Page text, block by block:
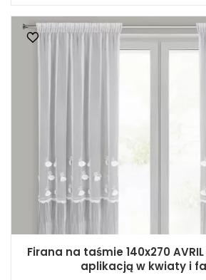
Firana na taśmie 140x270
aplikacją w kwiaty i